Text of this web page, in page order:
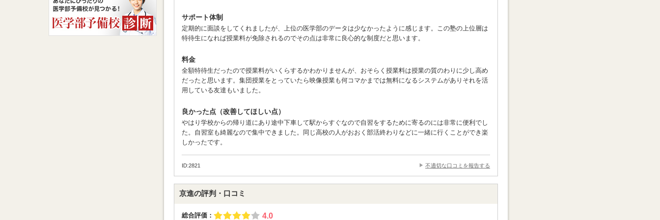
サポート体制
定期的に面談をしてくれましたが、上位の医学部のデータは少なかったように感じます。この塾の上位層は
特待生になれば授業料が免除されるのでその点は非常に良心的な制度だと思います。
料金
全額特待生だったので授業料がいくらするかわかりませんが、おそらく授業料は授業の質のわりに少し高め
だったと思います。集団授業をとっていたら映像授業も何コマかまでは無料になるシステムがありそれを活
用している友達もいました。
良かった点（改善してほしい点）
やはり学校からの帰り道にあり途中下車して駅からすぐなので自習をするために寄るのには非常に便利でし
た。自習室も綺麗なので集中できました。同じ高校の人がおおく部活終わりなどに一緒に行くことができ楽
しかったです。
ID:2821 不適切な口コミを報告する
京進の評判・口コミ
総合評価： 4.0